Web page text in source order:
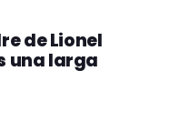
de Lionel
una larga